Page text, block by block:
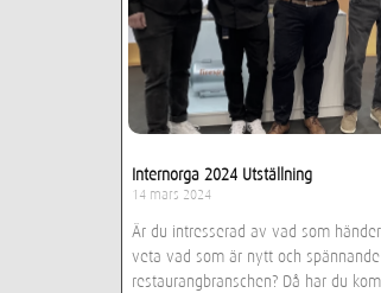
Internorga 2024 Utställning
14 mars 2024
Är du intresserad av vad som
veta vad som är nytt och
restaurangbranschen? Då har du